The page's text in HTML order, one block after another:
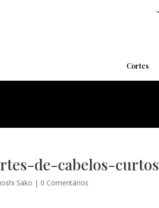
Cortes
de-cabelos-
Sako | 0 Comentários